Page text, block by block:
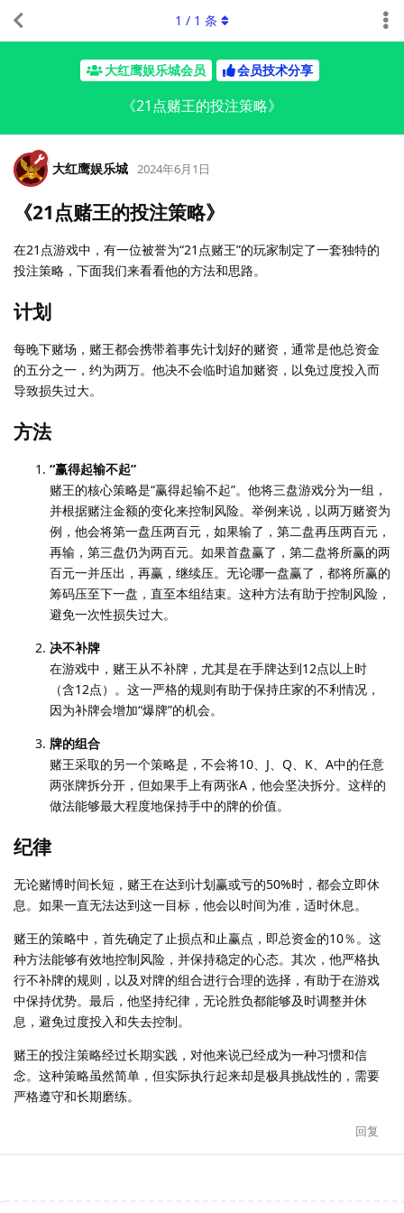
大红鹰娱乐城会员 会员技术分享
《21点赌王的投注策略》
1 / 1 条
大红鹰娱乐城 2024年6月1日
《21点赌王的投注策略》
在21点游戏中，有一位被誉为“21点赌王”的玩家制定了一套独特的
投注策略，下面我们来看看他的方法和思路。
计划
每晚下赌场，赌王都会携带着事先计划好的赌资，通常是他总资金
的五分之一，约为两万。他决不会临时追加赌资，以免过度投入而
导致损失过大。
方法
“赢得起输不起”
赌王的核心策略是“赢得起输不起”。他将三盘游戏分为一组，
并根据赌注金额的变化来控制风险。举例来说，以两万赌资为
例，他会将第一盘压两百元，如果输了，第二盘再压两百元，
再输，第三盘仍为两百元。如果首盘赢了，第二盘将所赢的两
百元一并压出，再赢，继续压。无论哪一盘赢了，都将所赢的
筹码压至下一盘，直至本组结束。这种方法有助于控制风险，
避免一次性损失过大。
决不补牌
在游戏中，赌王从不补牌，尤其是在手牌达到12点以上时
（含12点）。这一严格的规则有助于保持庄家的不利情况，
因为补牌会增加“爆牌”的机会。
牌的组合
赌王采取的另一个策略是，不会将10、J、Q、K、A中的任意
两张牌拆分开，但如果手上有两张A，他会坚决拆分。这样的
做法能够最大程度地保持手中的牌的价值。
纪律
无论赌博时间长短，赌王在达到计划赢或亏的50%时，都会立即休
息。如果一直无法达到这一目标，他会以时间为准，适时休息。
赌王的策略中，首先确定了止损点和止赢点，即总资金的10％。这
种方法能够有效地控制风险，并保持稳定的心态。其次，他严格执
行不补牌的规则，以及对牌的组合进行合理的选择，有助于在游戏
中保持优势。最后，他坚持纪律，无论胜负都能够及时调整并休
息，避免过度投入和失去控制。
赌王的投注策略经过长期实践，对他来说已经成为一种习惯和信
念。这种策略虽然简单，但实际执行起来却是极具挑战性的，需要
严格遵守和长期磨练。
回复